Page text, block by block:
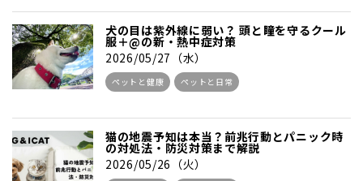
犬の目は紫外線に弱い？ 頭と瞳を守るクール
服＋@の新・熱中症対策
2026/05/27（水）
ペットと健康 ペットと日常
猫の地震予知は本当？前兆行動とパニック時
の対処法・防災対策まで解説
2026/05/26（火）